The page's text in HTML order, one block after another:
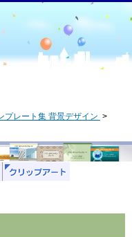
プレート集 背景デザイン